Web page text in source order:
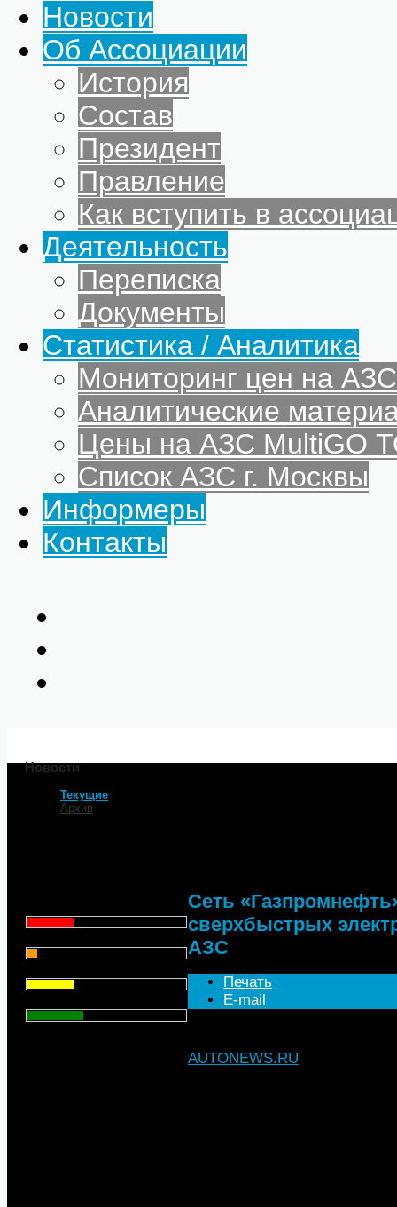
Новости
Об Ассоциации
История
Состав
Президент
Правление
Как вступить в
Деятельность
Переписка
Документы
Статистика / Аналитика
Мониторинг цен на
Аналитические
Цены на АЗС MultiGO
Список АЗС г. Москвы
Информеры
Контакты
Новости
Текущие
Архив
Сеть
сверхбыстрых
АЗC
Печать
E-mail
AUTONEWS.RU